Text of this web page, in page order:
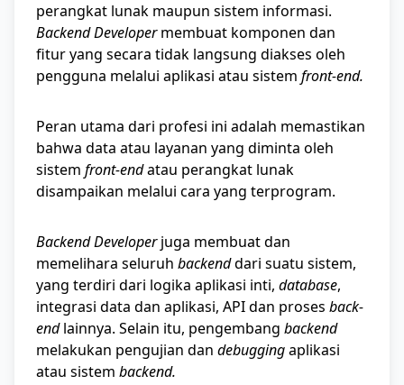
perangkat lunak maupun sistem informasi.
Backend Developermembuat komponen dan
fitur yang secara tidak langsung diakses oleh
pengguna melalui aplikasi atau sistem front-end.
Peran utama dari profesi ini adalah memastikan
bahwa data atau layanan yang diminta oleh
sistem front-endatau perangkat lunak
disampaikan melalui cara yang terprogram.
Backend Developerjuga membuat dan
memelihara seluruh backenddari suatu sistem,
yang terdiri dari logika aplikasi inti, database,
integrasi data dan aplikasi, API dan proses back-
endlainnya. Selain itu, pengembang backend
melakukan pengujian dan debuggingaplikasi
atau sistem backend.